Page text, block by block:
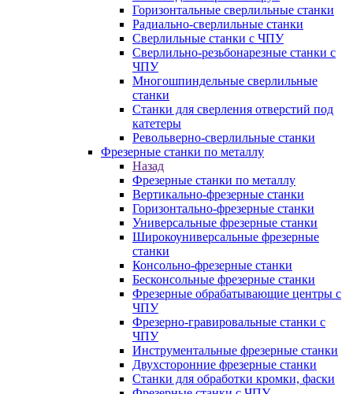
Горизонтальные сверлильные станки
Радиально-сверлильные станки
Сверлильные станки с ЧПУ
Сверлильно-резьбонарезные станки с
ЧПУ
Многошпиндельные сверлильные
станки
Станки для сверления отверстий под
катетеры
Револьверно-сверлильные станки
Фрезерные станки по металлу
Назад
Фрезерные станки по металлу
Вертикально-фрезерные станки
Горизонтально-фрезерные станки
Универсальные фрезерные станки
Широкоуниверсальные фрезерные
станки
Консольно-фрезерные станки
Бесконсольные фрезерные станки
Фрезерные обрабатывающие центры с
ЧПУ
Фрезерно-гравировальные станки с
ЧПУ
Инструментальные фрезерные станки
Двухсторонние фрезерные станки
Станки для обработки кромки, фаски